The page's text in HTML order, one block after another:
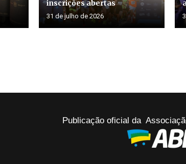
inscrições abertas
31 de julho de 2026
Publicação oficial da